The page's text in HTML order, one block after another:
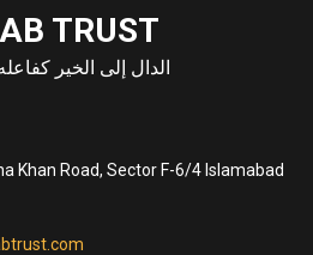
TRUST
الدال إلى الخير
Khan Road, Sector F-6/4 Islamabad